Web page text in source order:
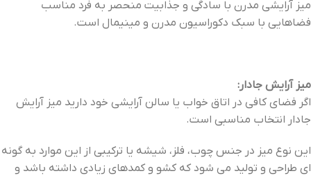
میز آرایشی مدرن با سادگی و جذابیت منحصر به فرد مناسب
فضاهایی با سبک دکوراسیون مدرن و مینیمال است.
میز آرایش جادار:
اگر فضای کافی در اتاق خواب یا سالن آرایشی خود دارید میز آرایش
جادار انتخاب مناسبی است.
این نوع میز در جنس چوب، فلز، شیشه یا ترکیبی از این موارد به گونه
ای طراحی و تولید می شود که کشو و کمدهای زیادی داشته باشد و